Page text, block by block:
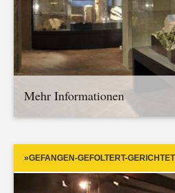
Mehr Informationen
»GEFANGEN-GEFOLTERT-